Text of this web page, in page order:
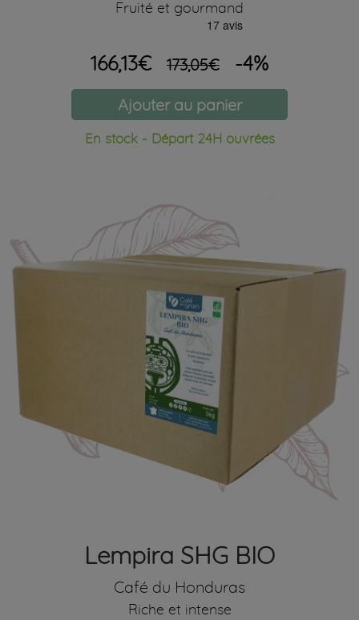
Fruité et gourmand
166,13€ 173,05€ -4%
Ajouter au panier
En stock - Départ 24H ouvrées
Lempira SHG BIO
Café du Honduras
Riche et intense